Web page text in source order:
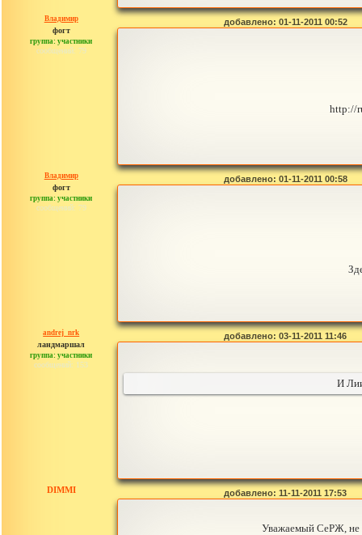
Владимир
фогт
группа: участники
сообщений: 79
добавлено: 01-11-2011 00:52
http://
Владимир
фогт
группа: участники
сообщений: 79
добавлено: 01-11-2011 00:58
andrej_nrk
ландмаршал
группа: участники
сообщений: 153
добавлено: 03-11-2011 11:46
И
DIMMI добавлено: 11-11-2011 17:53
Уважаемый СеРЖ, не